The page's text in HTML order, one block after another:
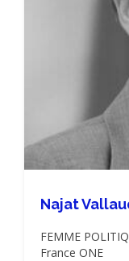
Najat
FEMME
France ONE